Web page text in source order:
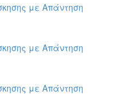
με Απάντηση
με Απάντηση
με Απάντηση